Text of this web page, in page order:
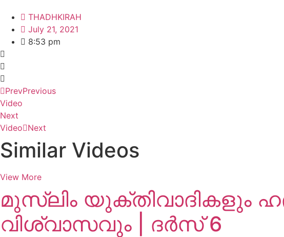
THADHKIRAH
July 21, 2021
8:53 pm
PrevPrevious
Video
Next
Video Next
Similar Videos
View More
മുസ്ലിം യുക്തിവാദികളും
വിശ്വാസവും | ദർസ് 6